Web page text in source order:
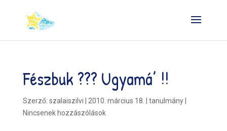
Fészbuk ??? Ugyamá’ !!
Szerző: szalaiszilvi 2010. március 18. tanulmány|
Nincsenek hozzászólások